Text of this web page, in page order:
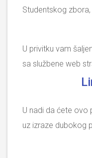
Studentskog
U privitku vam
sa službene web
U nadi da ćete ovo
uz izraze dubokog